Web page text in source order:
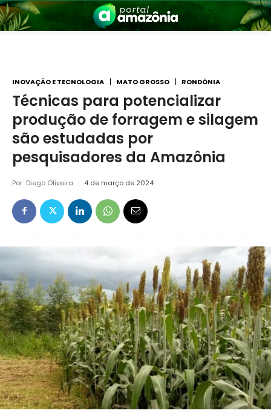
Amazônia
INOVAÇÃO E TECNOLOGIA MATO GROSSO RONDÔNIA
Técnicas para potencializar
produção de forragem e silagem
são estudadas por
pesquisadores da Amazônia
Por Diego Oliveira 4 de março de 2024